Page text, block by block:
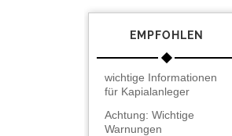
EMPFOHLEN
wichtige Informationen
für Kapialanleger
Achtung: Wichtige
Warnungen